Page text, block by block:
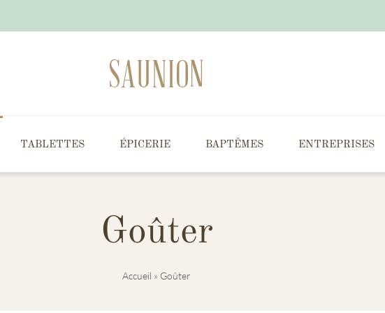
TABLETTES ÉPICERIE BAPTÊMES ENTREPRISES
Goûter
Accueil » Goûter